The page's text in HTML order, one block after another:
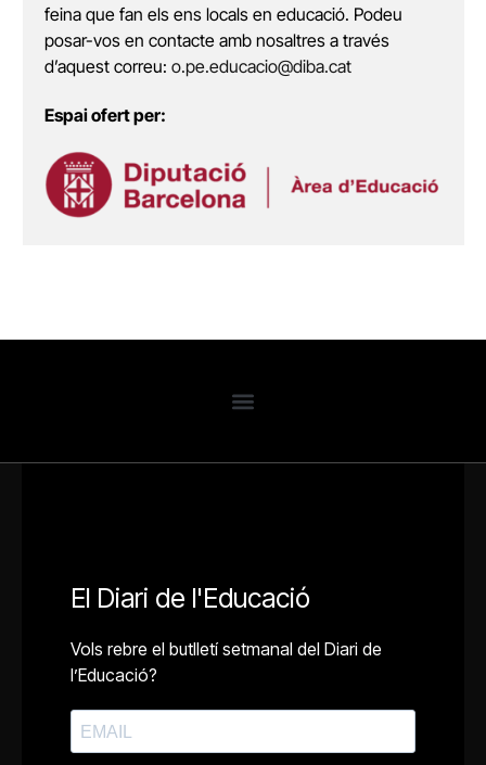
feina que fan els ens locals en educació. Podeu
posar-vos en contacte amb nosaltres a través
d’aquest correu: o.pe.educacio@diba.cat
Espai ofert per: